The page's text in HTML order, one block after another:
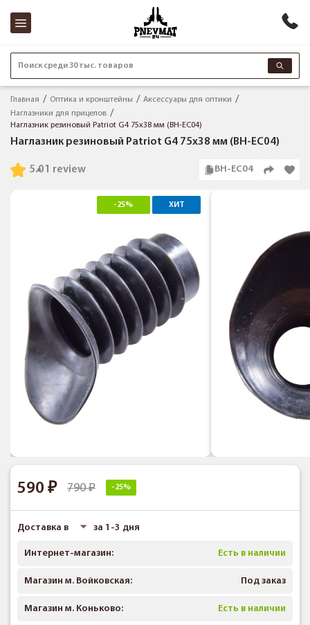
Поиск среди 30 тыс. товаров
Главная Оптика и кронштейны
Аксессуары для оптики
Наглазники для прицелов
Наглазник резиновый Patriot G4 75x38 мм (BH-EC04)
Наглазник резиновый Patriot G4 75x38 мм (BH-EC04)
1 review
5.0 BH-EC04
-25% ХИТ
590 790 -25%
Доставка в за 1-3 дня
Интернет-магазин: Есть в наличии
Магазин м. Войковская: Под заказ
Магазин м. Коньково: Есть в наличии